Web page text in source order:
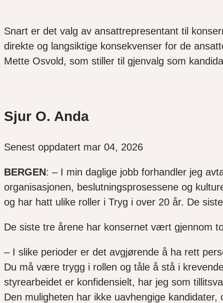
Snart er det valg av ansattrepresentant til
direkte og langsiktige konsekvenser for de
Mette Osvold, som stiller til gjenvalg som
Sjur O. Anda
Senest oppdatert mar 04, 2026
BERGEN: – I min daglige jobb forhandler jeg
organisasjonen, beslutningsprosessene og
og har hatt ulike roller i Tryg i over 20 år. De
De siste tre årene har konsernet vært gjennom
– I slike perioder er det avgjørende å ha rett
Du må være trygg i rollen og tåle å stå i
styrearbeidet er konfidensielt, har jeg som
Den muligheten har ikke uavhengige